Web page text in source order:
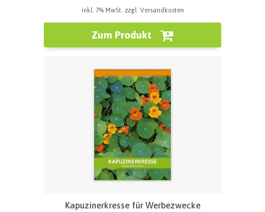
inkl. 7% MwSt. zzgl. Versandkosten
Zum Produkt
Kapuzinerkresse für Werbezwecke